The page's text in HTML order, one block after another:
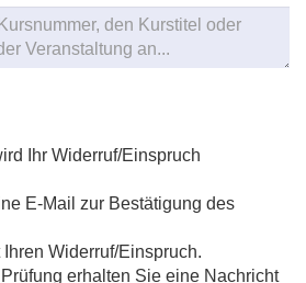
Ihr Widerruf/Einspruch
E-Mail zur Bestätigung des
Widerruf/Einspruch.
erhalten Sie eine Nachricht